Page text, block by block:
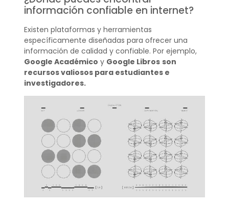
información confiable en internet?
Existen plataformas y herramientas
específicamente diseñadas para ofrecer una
información de calidad y confiable. Por ejemplo,
Google Académico y Google Libros son
recursos valiosos para estudiantes e
investigadores.